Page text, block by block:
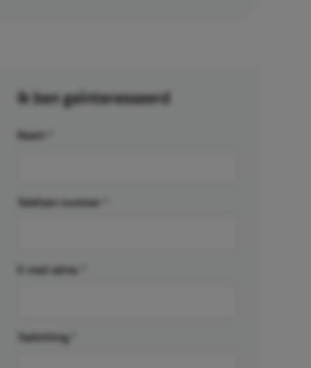
Ik ben geïnteresseerd
Naam
Telefoon nummer
E-mail adres
Toelichting